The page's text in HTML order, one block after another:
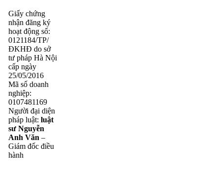
Giấy chứng
nhận đăng ký
hoạt động số:
0121184/TP/
ĐKHĐ do sở
tư pháp Hà Nội
cấp ngày
25/05/2016
Mã số doanh
nghiệp:
0107481169
Người đại diện
pháp luật: luật
sư Nguyễn
Anh Văn –
Giám đốc điều
hành